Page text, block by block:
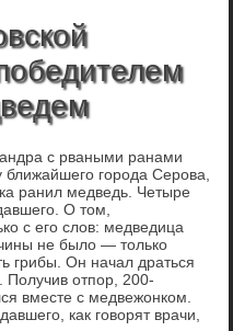
с рваными ранами
ближайшего города Серова,
ранил медведь. Четыре
О том,
с его слов: медведица
не было — только
грибы. Он начал драться
отпор, 200-
вместе с медвежонком.
как говорят врачи,